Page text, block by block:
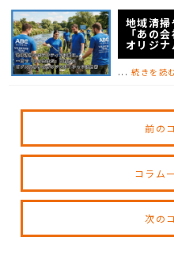
地域清
「あの
オリジ
... 続きを読む
前の
コラム
次の